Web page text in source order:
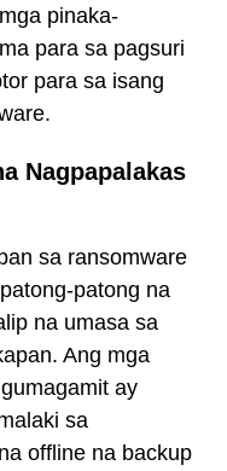
pinaka-
para sa pagsuri
para sa isang
Nagpapalakas
sa ransomware
patong na
na umasa sa
Ang mga
ay
sa
offline na backup